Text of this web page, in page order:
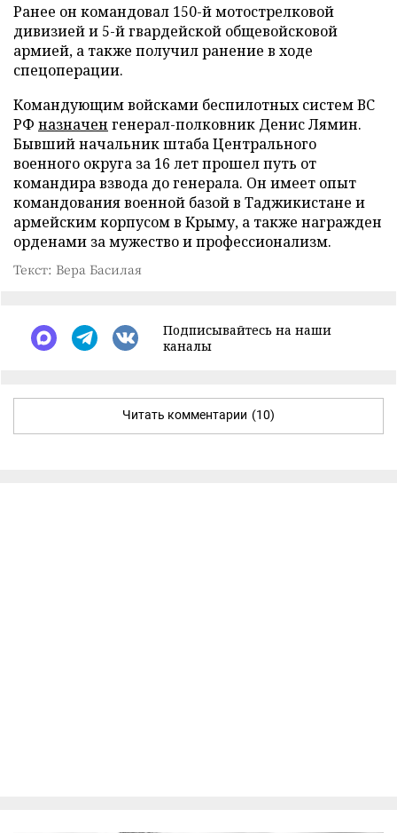
Ранее он командовал 150-й мотострелковой
дивизией и 5-й гвардейской общевойсковой
армией, а также получил ранение в ходе
спецоперации.
Командующим войсками беспилотных систем ВС
РФ назначен генерал-полковник Денис Лямин.
Бывший начальник штаба Центрального
военного округа за 16 лет прошел путь от
командира взвода до генерала. Он имеет опыт
командования военной базой в Таджикистане и
армейским корпусом в Крыму, а также награжден
орденами за мужество и профессионализм.
Текст: Вера Басилая
Подписывайтесь на наши
каналы
Читать комментарии (10)